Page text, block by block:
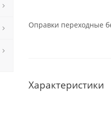
Оправки переходные
Характеристики